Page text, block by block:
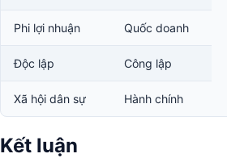
Phi lợi nhuận Quốc doanh
Độc lập Công lập
Xã hội dân sự Hành chính
Kết luận